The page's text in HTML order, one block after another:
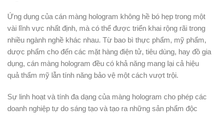
Ứng dụng của cán màng hologram không hề bó hẹp trong một
vài lĩnh vực nhất định, mà có thể được triển khai rộng rãi trong
nhiều ngành nghề khác nhau. Từ bao bì thực phẩm, mỹ phẩm,
dược phẩm cho đến các mặt hàng điện tử, tiêu dùng, hay đồ gia
dụng, cán màng hologram đều có khả năng mang lại cả hiệu
quả thẩm mỹ lẫn tính năng bảo vệ một cách vượt trội.
Sự linh hoạt và tính đa dạng của màng hologram cho phép các
doanh nghiệp tự do sáng tạo và tạo ra những sản phẩm độc